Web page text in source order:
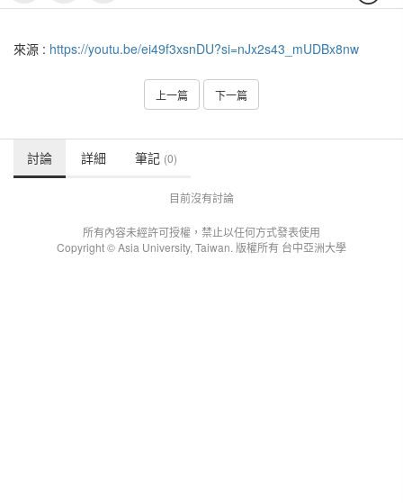
來源 : https://youtu.be/ei49f3xsnDU?si=nJx2s43_mUDBx8nw
上一篇 下一篇
討論 詳細 筆記 (0)
目前沒有討論
所有內容未經許可授權，禁止以任何方式發表使用
Copyright © Asia University, Taiwan. 版權所有 台中亞洲大學